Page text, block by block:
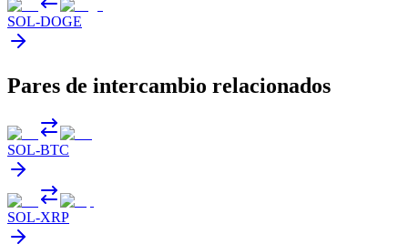
SOL-DOGE
Pares de intercambio relacionados
SOL-BTC
SOL-XRP